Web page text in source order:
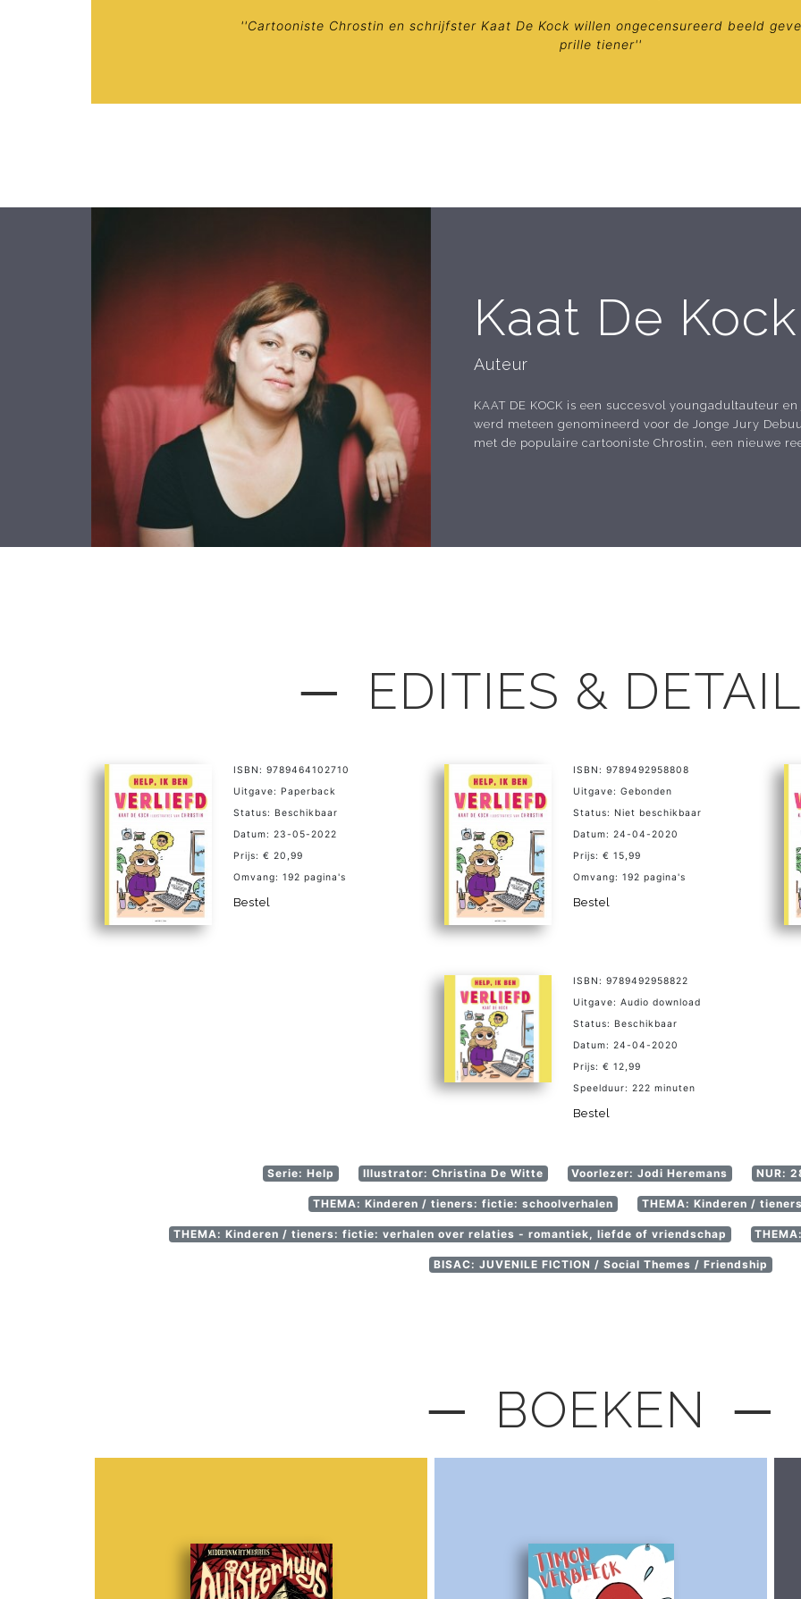
''Cartooniste Chrostin en schrijfster Kaat De Kock willen ongecensureerd beeld
prille tiener''
Kaat De Kock
Auteur
KAAT DE KOCK is een succesvol youngadultauteur
werd meteen genomineerd voor de Jonge Jury
met de populaire cartooniste Chrostin, een nieuwe
─ EDITIES &
ISBN: 9789464102710
Uitgave: Paperback
Status: Beschikbaar
Datum: 23-05-2022
Prijs: € 20,99
Omvang: 192 pagina's
Bestel
ISBN: 9789492958808
Uitgave: Gebonden
Status: Niet beschikbaar
Datum: 24-04-2020
Prijs: € 15,99
Omvang: 192 pagina's
Bestel
ISBN: 9789492958822
Uitgave: Audio download
Status: Beschikbaar
Datum: 24-04-2020
Prijs: € 12,99
Speelduur: 222 minuten
Bestel
Serie: Help Illustrator: Christina De Witte Voorlezer: Jodi Heremans NUR:
THEMA: Kinderen / tieners: fictie: schoolverhalen THEMA: Kinderen /
THEMA: Kinderen / tieners: fictie: verhalen over relaties - romantiek, liefde of vriendschap
BISAC: JUVENILE FICTION / Social Themes / Friendship
─ BOEKEN ─